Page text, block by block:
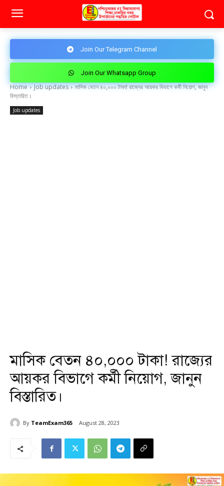
Join Our Telegram Channel
Join Our Whatsapp Group
Home Job updates
মাসিক বেতন ৪০,০০০ টাকা! রাজ্যের আয়কর বিভাগে কর্মী নিয়োগ, জানুন
বিস্তারিত।
Job updates
মাসিক বেতন ৪০,০০০ টাকা! রাজ্যের
আয়কর বিভাগে কর্মী নিয়োগ, জানুন
বিস্তারিত।
By TeamExam365 August 28, 2023